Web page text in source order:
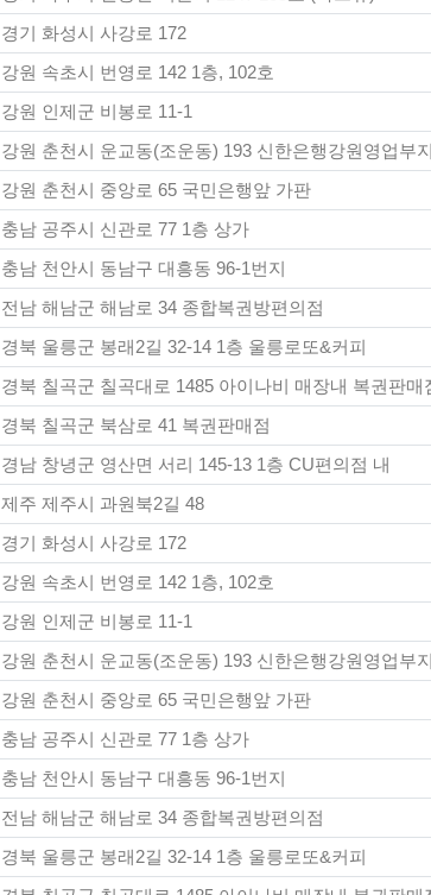
경기 화성시 사강로 172
강원 속초시 번영로 142 1층, 102호
강원 인제군 비봉로 11-1
강원 춘천시 운교동(조운동) 193 신한은행강원영업부
강원 춘천시 중앙로 65 국민은행앞 가판
충남 공주시 신관로 77 1층 상가
충남 천안시 동남구 대흥동 96-1번지
전남 해남군 해남로 34 종합복권방편의점
경북 울릉군 봉래2길 32-14 1층 울릉로또&커피
경북 칠곡군 칠곡대로 1485 아이나비 매장내 복권판매
경북 칠곡군 북삼로 41 복권판매점
경남 창녕군 영산면 서리 145-13 1층 CU편의점 내
제주 제주시 과원북2길 48
경기 화성시 사강로 172
강원 속초시 번영로 142 1층, 102호
강원 인제군 비봉로 11-1
강원 춘천시 운교동(조운동) 193 신한은행강원영업부
강원 춘천시 중앙로 65 국민은행앞 가판
충남 공주시 신관로 77 1층 상가
충남 천안시 동남구 대흥동 96-1번지
전남 해남군 해남로 34 종합복권방편의점
경북 울릉군 봉래2길 32-14 1층 울릉로또&커피